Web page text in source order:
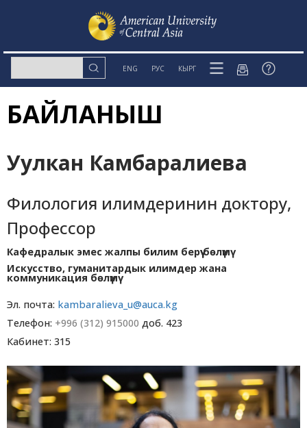
ENG РУС КЫРГ
БАЙЛАНЫШ
Уулкан Камбаралиева
Филология илимдеринин доктору,
Профессор
Кафедралык эмес жалпы билим берүү бөлүмү
Искусство, гуманитардык илимдер жана
коммуникация бөлүмү
Эл. почта: kambaralieva_u@auca.kg
Телефон: +996 (312) 915000 доб. 423
Кабинет: 315